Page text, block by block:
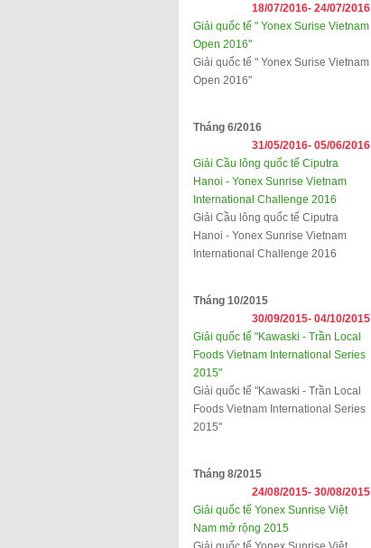
18/07/2016- 24/07/2016
Giải quốc tế " Yonex Surise Vietnam
Open 2016"
Giải quốc tế " Yonex Surise Vietnam
Open 2016"
Tháng 6/2016
31/05/2016- 05/06/2016
Giải Cầu lông quốc tế Ciputra
Hanoi - Yonex Sunrise Vietnam
International Challenge 2016
Giải Cầu lông quốc tế Ciputra
Hanoi - Yonex Sunrise Vietnam
International Challenge 2016
Tháng 10/2015
30/09/2015- 04/10/2015
Giải quốc tế "Kawaski - Trần Local
Foods Vietnam International Series
2015"
Giải quốc tế "Kawaski - Trần Local
Foods Vietnam International Series
2015"
Tháng 8/2015
24/08/2015- 30/08/2015
Giải quốc tế Yonex Sunrise Việt
Nam mở rộng 2015